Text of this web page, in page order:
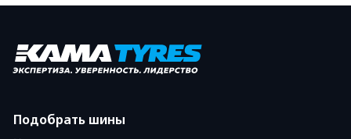
Подобрать шины